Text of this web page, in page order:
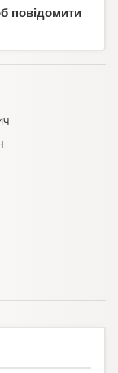
повідомити